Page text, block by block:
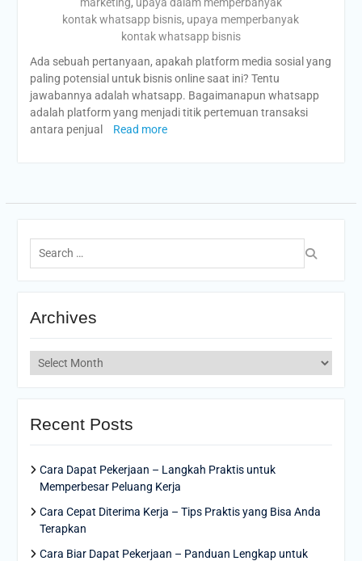
kontak whatsapp bisnis, upaya memperbanyak
kontak whatsapp bisnis
Ada sebuah pertanyaan, apakah platform media sosial yang
paling potensial untuk bisnis online saat ini? Tentu
jawabannya adalah whatsapp. Bagaimanapun whatsapp
adalah platform yang menjadi titik pertemuan transaksi
antara penjual
Read more
Search
for:
Archives
Archives
Recent Posts
Cara Dapat Pekerjaan – Langkah Praktis untuk
Memperbesar Peluang Kerja
Cara Cepat Diterima Kerja – Tips Praktis yang Bisa Anda
Terapkan
Cara Biar Dapat Pekerjaan – Panduan Lengkap untuk